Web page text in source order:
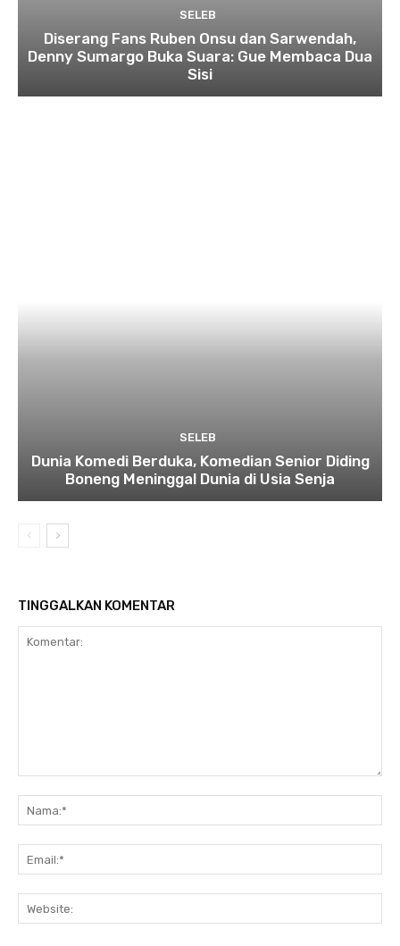
SELEB
Diserang Fans Ruben Onsu dan Sarwendah,
Denny Sumargo Buka Suara: Gue Membaca Dua
Sisi
SELEB
Dunia Komedi Berduka, Komedian Senior Diding
Boneng Meninggal Dunia di Usia Senja
TINGGALKAN KOMENTAR